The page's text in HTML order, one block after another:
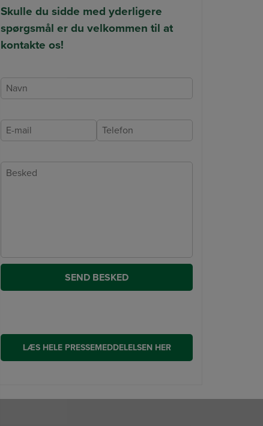
Skulle du sidde med yderligere
spørgsmål er du velkommen til at
kontakte os!
LÆS HELE PRESSEMEDDELELSEN HER